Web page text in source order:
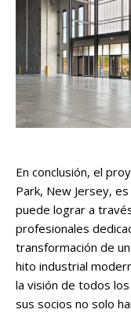
En conclusión, el
Park, New Jersey,
puede lograr a
profesionales
transformación de
hito industrial
la visión de todos
sus socios no solo